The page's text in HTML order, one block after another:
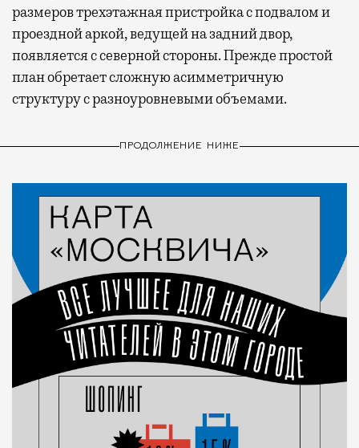
размеров трехэтажная пристройка с подвалом и
проездной аркой, ведущей на задний двор,
появляется с северной стороны. Прежде простой
план обретает сложную асимметричную
структуру с разноуровневыми объемами.
ПРОДОЛЖЕНИЕ НИЖЕ